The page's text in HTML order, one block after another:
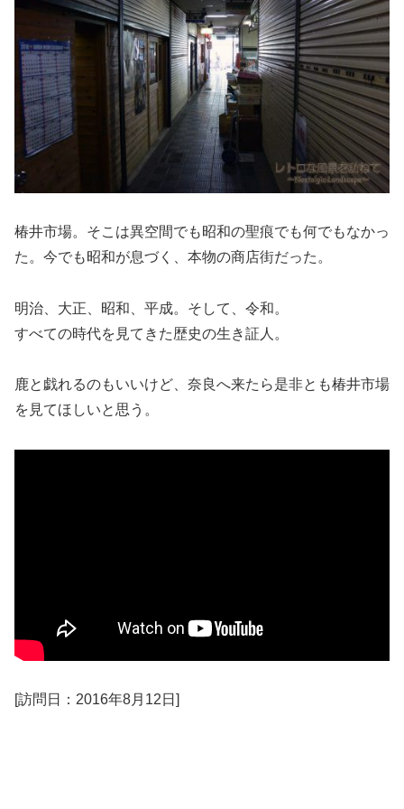
椿井市場。そこは異空間でも昭和の聖痕でも何でもなかっ
た。今でも昭和が息づく、本物の商店街だった。
明治、大正、昭和、平成。そして、令和。
すべての時代を見てきた歴史の生き証人。
鹿と戯れるのもいいけど、奈良へ来たら是非とも椿井市場
を見てほしいと思う。
[訪問日：2016年8月12日]